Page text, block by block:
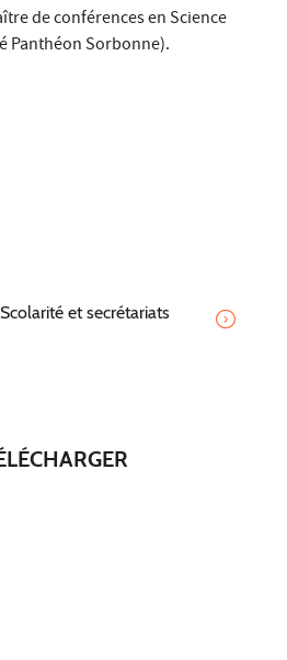
de conférences en Science
Panthéon Sorbonne).
et secrétariats